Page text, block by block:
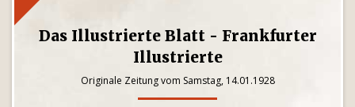
Das Illustrierte Blatt - Frankfurter
Illustrierte
Originale Zeitung vom Samstag, 14.01.1928